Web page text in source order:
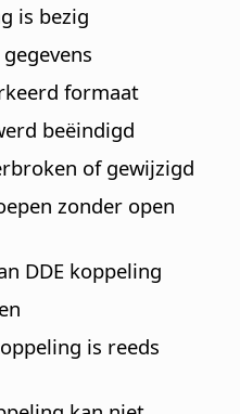
is bezig
formaat
beëindigd
of gewijzigd
zonder open
DDE koppeling
is reeds